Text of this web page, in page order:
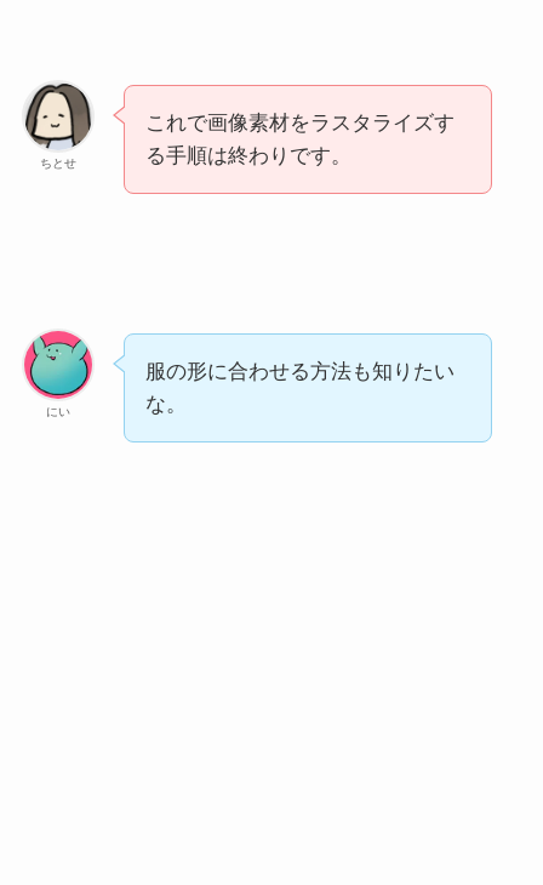
ちとせ
これで画像素材をラスタライズす
る手順は終わりです。
にい
服の形に合わせる方法も知りたい
な。